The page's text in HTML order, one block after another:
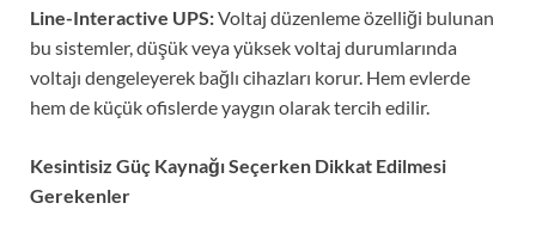
Line-Interactive UPS:Voltaj düzenleme özelliği bulunan
bu sistemler, düşük veya yüksek voltaj durumlarında
voltajı dengeleyerek bağlı cihazları korur. Hem evlerde
hem de küçük ofislerde yaygın olarak tercih edilir.
Kesintisiz Güç Kaynağı Seçerken Dikkat Edilmesi
Gerekenler